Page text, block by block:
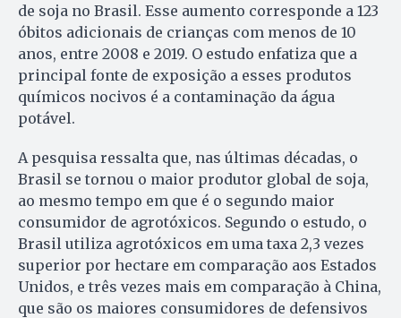
de soja no Brasil. Esse aumento corresponde a 123
óbitos adicionais de crianças com menos de 10
anos, entre 2008 e 2019. O estudo enfatiza que a
principal fonte de exposição a esses produtos
químicos nocivos é a contaminação da água
potável.
A pesquisa ressalta que, nas últimas décadas, o
Brasil se tornou o maior produtor global de soja,
ao mesmo tempo em que é o segundo maior
consumidor de agrotóxicos. Segundo o estudo, o
Brasil utiliza agrotóxicos em uma taxa 2,3 vezes
superior por hectare em comparação aos Estados
Unidos, e três vezes mais em comparação à China,
que são os maiores consumidores de defensivos